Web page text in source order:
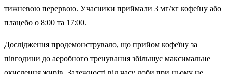
тижневою перервою. Учасники приймали 3 мг/кг кофеїну або
плацебо о 8:00 та 17:00.
Дослідження продемонструвало, що прийом кофеїну за
півгодини до аеробного тренування збільшує максимальне